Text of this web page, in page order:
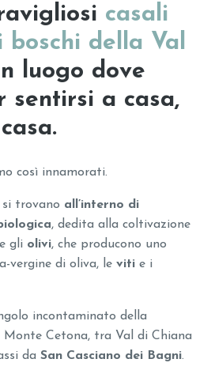
casali
boschi della Val
luogo dove
sentirsi a casa,
così innamorati.
trovano all’interno di
, dedita alla coltivazione
gli olivi, che producono uno
vergine di oliva, leviti e i
incontaminato della
Monte Cetona, tra Val di Chiana
daSan Casciano dei Bagni.